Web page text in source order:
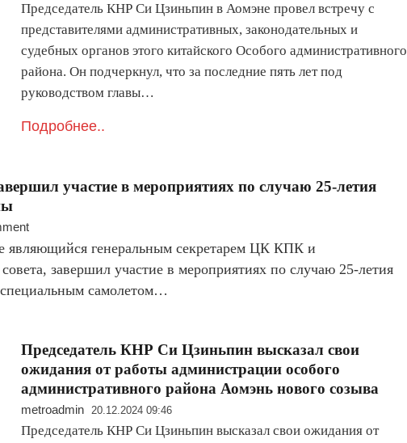
Председатель КНР Си Цзиньпин в Аомэне провел встречу с
представителями административных, законодательных и
судебных органов этого китайского Особого административного
района. Он подчеркнул, что за последние пять лет под
руководством главы…
Подробнее..
участие в мероприятиях по случаю 25-летия
являющийся генеральным секретарем ЦК КПК и
завершил участие в мероприятиях по случаю 25-летия
самолетом…
Председатель КНР Си Цзиньпин высказал свои
ожидания от работы администрации особого
административного района Аомэнь нового созыва
metroadmin 20.12.2024 09:46
Председатель КНР Си Цзиньпин высказал свои ожидания от